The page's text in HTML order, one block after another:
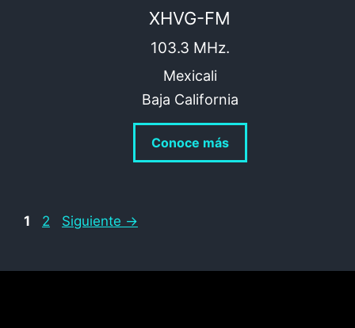
XHVG-FM
103.3 MHz.
Mexicali
Baja California
Conoce más
Página
1 Página
2 Siguiente →